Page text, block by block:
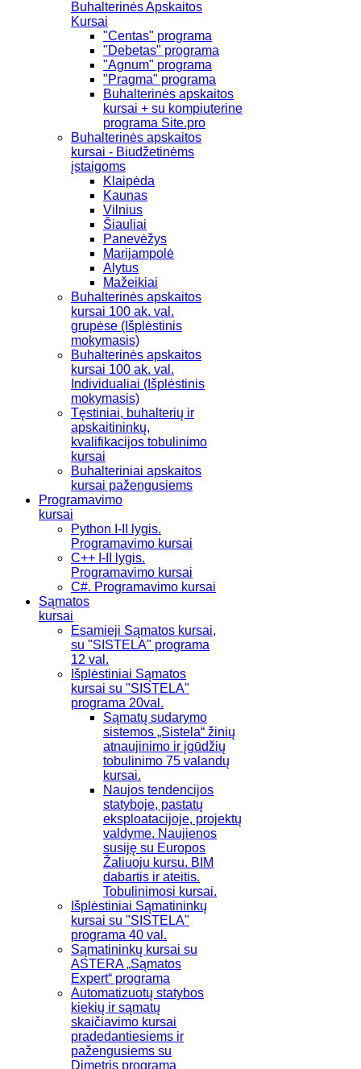
Buhalterinės Apskaitos
Kursai
"Centas" programa
"Debetas" programa
"Agnum" programa
"Pragma" programa
Buhalterinės apskaitos
kursai + su kompiuterine
programa Site.pro
Buhalterinės apskaitos
kursai - Biudžetinėms
įstaigoms
Klaipėda
Kaunas
Vilnius
Šiauliai
Panevėžys
Marijampolė
Alytus
Mažeikiai
Buhalterinės apskaitos
kursai 100 ak. val.
grupėse (Išplėstinis
mokymasis)
Buhalterinės apskaitos
kursai 100 ak. val.
Individualiai (Išplėstinis
mokymasis)
Tęstiniai, buhalterių ir
apskaitininkų,
kvalifikacijos tobulinimo
kursai
Buhalteriniai apskaitos
kursai pažengusiems
Programavimo
kursai
Python I-II lygis.
Programavimo kursai
C++ I-II lygis.
Programavimo kursai
C#. Programavimo kursai
Sąmatos
kursai
Esamieji Sąmatos kursai,
su "SISTELA" programa
12 val.
Išplėstiniai Sąmatos
kursai su "SISTELA"
programa 20val.
Sąmatų sudarymo
sistemos „Sistela“ žinių
atnaujinimo ir įgūdžių
tobulinimo 75 valandų
kursai.
Naujos tendencijos
statyboje, pastatų
eksploatacijoje, projektų
valdyme. Naujienos
susiję su Europos
Žaliuoju kursu. BIM
dabartis ir ateitis.
Tobulinimosi kursai.
Išplėstiniai Sąmatininkų
kursai su "SISTELA"
programa 40 val.
Sąmatininkų kursai su
ASTERA „Sąmatos
Expert“ programa
Automatizuotų statybos
kiekių ir sąmatų
skaičiavimo kursai
pradedantiesiems ir
pažengusiems su
Dimetris programa